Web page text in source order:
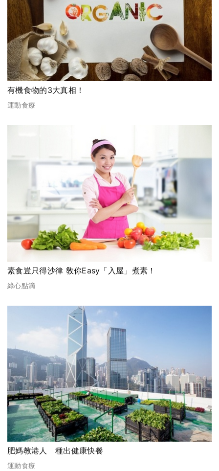
有機食物的3大真相！
運動食療
素食豈只得沙律 敎你Easy「入屋」煮素！
綠心點滴
肥媽教港人 種出健康快餐
運動食療